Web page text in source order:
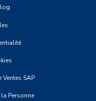
SAP
Personne